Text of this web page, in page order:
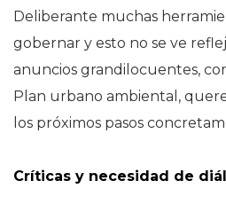
Deliberante muchas
gobernar y esto no se ve
anuncios grandilocuentes,
Plan urbano ambiental,
los próximos pasos
Críticas y necesidad de